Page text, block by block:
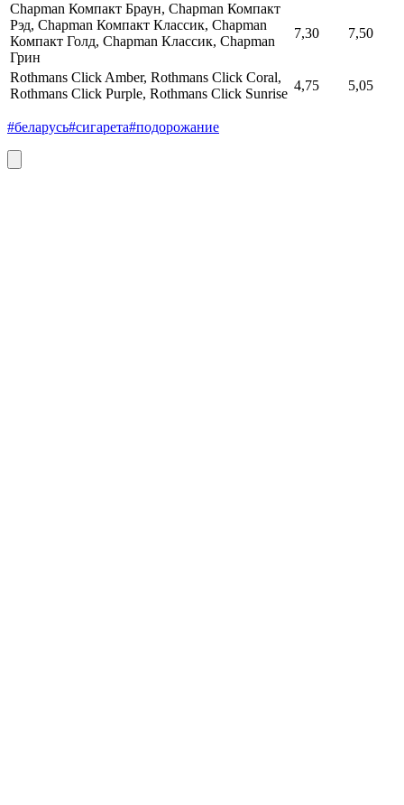
Chapman Компакт Браун, Chapman Компакт
Рэд, Chapman Компакт Классик, Chapman
Компакт Голд, Chapman Классик, Chapman
Грин
7,30 7,50
Rothmans Click Amber, Rothmans Click Coral,
Rothmans Click Purple, Rothmans Click Sunrise
4,75 5,05
#беларусь#сигарета#подорожание